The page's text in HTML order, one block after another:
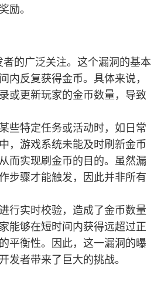
励。
的广泛关注。这个漏洞的基本
内反复获得金币。具体来说，
或更新玩家的金币数量，导致
些特定任务或活动时，如日常
，游戏系统未能及时刷新金币
而实现刷金币的目的。虽然漏
步骤才能触发，因此并非所有
行实时校验，造成了金币数量
能够在短时间内获得远超过正
平衡性。因此，这一漏洞的曝
发者带来了巨大的挑战。